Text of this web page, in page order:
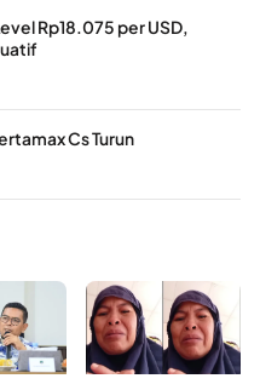
Rp18.075 per USD,
Cs Turun